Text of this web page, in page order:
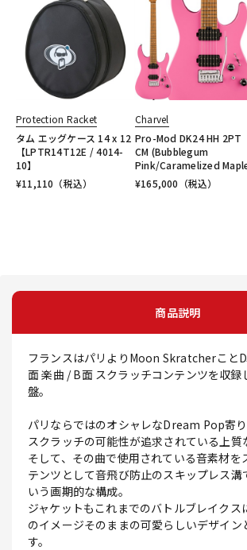
Protection Racket
タム エッグケース 14 x 12
【LPTR14T12E / 4014-
10】
¥11,110 （税込）
Charvel
Pro-Mod DK24 HH 2PT
CM (Bubblegum
Pink/Caramelized
¥165,000 （税込）
商品説明
フランスはパリよりMoon Skratcherこと
面 楽曲 / B面 スクラッチコンテンツを収録
盤。
パリならではのオシャレなDream Pop寄
スクラッチの可能性が追求されている上質
そして、その曲で使用されている音素材を
テンツとして音飛び防止のスキップレス溝
いう画期的な構成。
ジャケットもこれまでのバトルブレイクス
のイメージそのままの可愛らしいデザイン
す。